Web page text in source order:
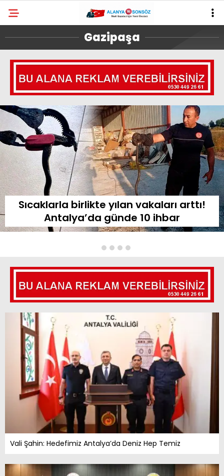
Gazipaşa
Sıcaklarla birlikte yılan vakaları arttı!
Antalya’da günde 10 ihbar
Vali Şahin: Hedefimiz Antalya’da Deniz Hep Temiz